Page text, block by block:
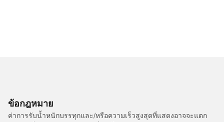
ข้อกฎหมาย
ค่าการรับน้ำหนักบรรทุกและ/หรือความเร็วสูงสุดที่แสดงอาจจะแตก